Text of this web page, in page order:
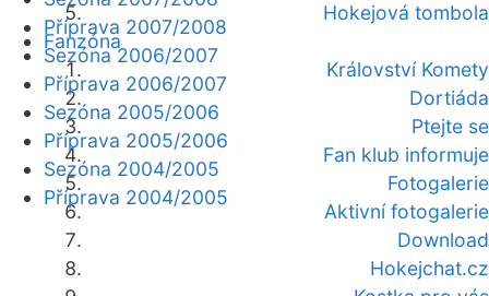
Hokejová tombola
Fanzóna
Království Komety
Dortiáda
Ptejte se
Fan klub informuje
Fotogalerie
Aktivní fotogalerie
Download
Hokejchat.cz
Příprava 2007/2008
Sezóna 2006/2007
Příprava 2006/2007
Sezóna 2005/2006
Příprava 2005/2006
Sezóna 2004/2005
Příprava 2004/2005